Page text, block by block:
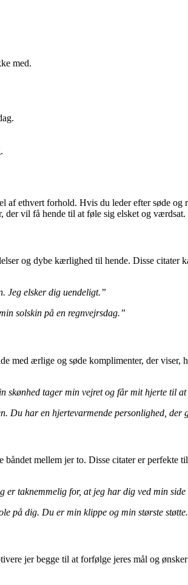
med.
ethvert forhold. Hvis du leder efter søde
der vil få hende til at føle sig elsket og værdsat.
og dybe kærlighed til hende. Disse citater
Jeg elsker dig uendeligt.”
solskin på en regnvejrsdag.”
med ærlige og søde komplimenter, der
skønhed tager min vejret og får mit hjerte til
Du har en hjertevarmende personlighed, der
mellem jer to. Disse citater er
er taknemmelig for, at jeg har dig ved min side
på dig. Du er min klippe og min største
jer begge til at forfølge jeres mål og